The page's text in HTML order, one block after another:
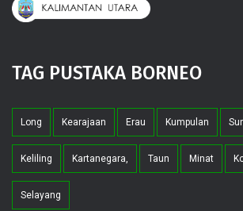
TAG PUSTAKA BORNEO
Long Kearajaan Erau Kumpulan
Keliling Kartanegara, Taun Minat
Selayang